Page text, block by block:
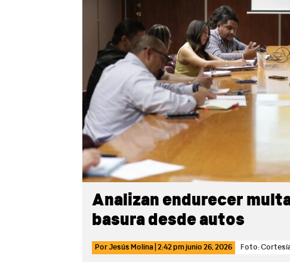
Analizan endurecer
basura desde autos
PorJesús Molina 2:42 pmjunio 26, 2026 Foto: